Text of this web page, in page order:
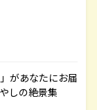
があなたにお届
しの絶景集